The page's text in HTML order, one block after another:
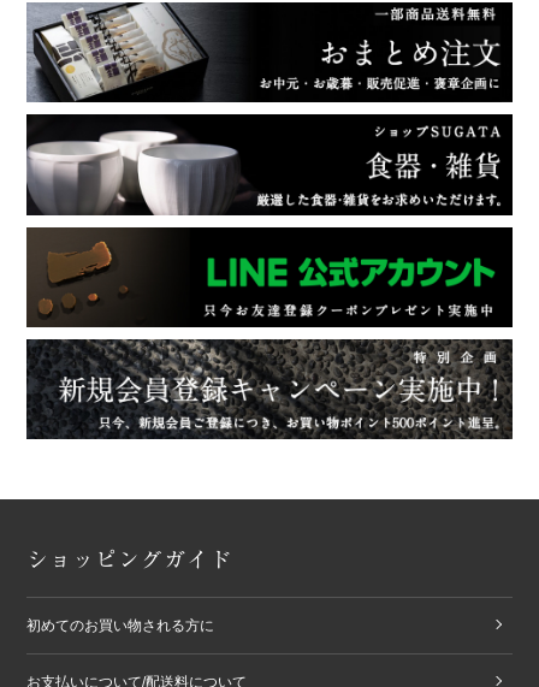
ショッピングガイド
初めてのお買い物される方に
お支払いについて/配送料について